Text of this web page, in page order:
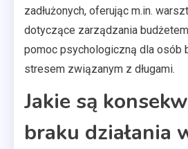
zadłużonych, oferując m.in.
dotyczące zarządzania
pomoc psychologiczną dla osób
stresem związanym z długami.
Jakie są
braku działania